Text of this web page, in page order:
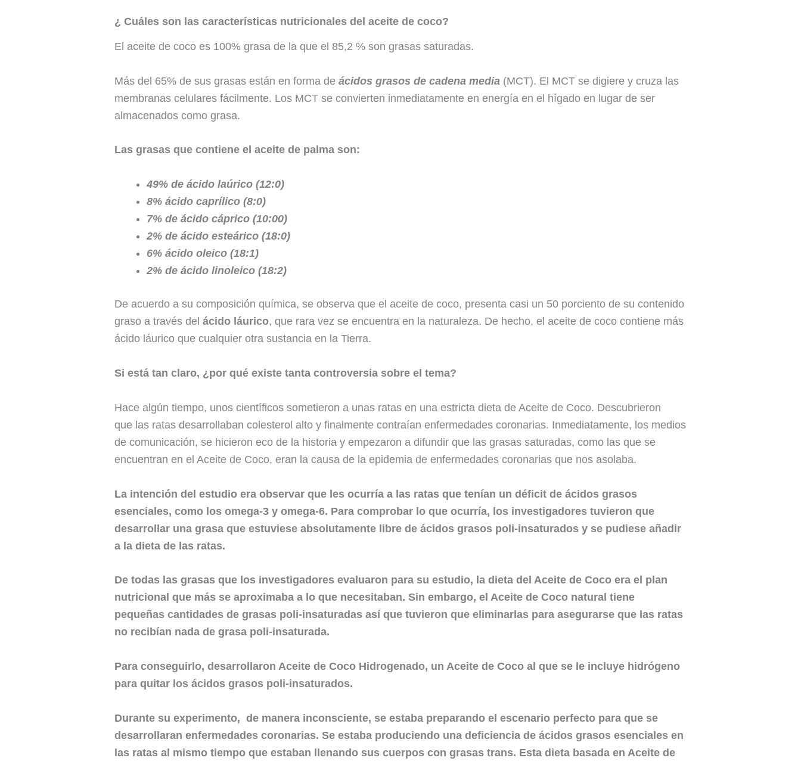
¿ Cuáles son las características nutricionales del aceite de coco?
El aceite de coco es 100% grasa de la que el 85,2 % son grasas saturadas.
Más del 65% de sus grasas están en forma deácidos grasos de cadena media (MCT). El MCT se digiere y cruza las
membranas celulares fácilmente. Los MCT se convierten inmediatamente en energía en el hígado en lugar de ser
almacenados como grasa.
Las grasas que contiene el aceite de palma son:
49% de ácido laúrico (12:0)
8% ácido caprílico (8:0)
7% de ácido cáprico (10:00)
2% de ácido esteárico (18:0)
6% ácido oleico (18:1)
2% de ácido linoleico (18:2)
De acuerdo a su composición química, se observa que el aceite de coco, presenta casi un 50 porciento de su contenido
graso a través delácido láurico, que rara vez se encuentra en la naturaleza. De hecho, el aceite de coco contiene más
ácido láurico que cualquier otra sustancia en la Tierra.
Si está tan claro, ¿por qué existe tanta controversia sobre el tema?
Hace algún tiempo, unos científicos sometieron a unas ratas en una estricta dieta de Aceite de Coco. Descubrieron
que las ratas desarrollaban colesterol alto y finalmente contraían enfermedades coronarias. Inmediatamente, los medios
de comunicación, se hicieron eco de la historia y empezaron a difundir que las grasas saturadas, como las que se
encuentran en el Aceite de Coco, eran la causa de la epidemia de enfermedades coronarias que nos asolaba.
La intención del estudio era observar que les ocurría a las ratas que tenían un déficit de ácidos grasos
esenciales, como los omega-3 y omega-6. Para comprobar lo que ocurría, los investigadores tuvieron que
desarrollar una grasa que estuviese absolutamente libre de ácidos grasos poli-insaturados y se pudiese añadir
a la dieta de las ratas.
De todas las grasas que los investigadores evaluaron para su estudio, la dieta del Aceite de Coco era el plan
nutricional que más se aproximaba a lo que necesitaban. Sin embargo, el Aceite de Coco natural tiene
pequeñas cantidades de grasas poli-insaturadas así que tuvieron que eliminarlas para asegurarse que las ratas
no recibían nada de grasa poli-insaturada.
Para conseguirlo, desarrollaron Aceite de Coco Hidrogenado, un Aceite de Coco al que se le incluye hidrógeno
para quitar los ácidos grasos poli-insaturados.
Durante su experimento, de manera inconsciente, se estaba preparando el escenario perfecto para que se
desarrollaran enfermedades coronarias. Se estaba produciendo una deficiencia de ácidos grasos esenciales en
las ratas al mismo tiempo que estaban llenando sus cuerpos con grasas trans. Esta dieta basada en Aceite de